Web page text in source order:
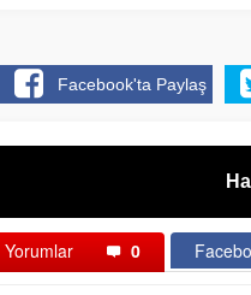
Facebook'ta Paylaş
Yorumlar 0